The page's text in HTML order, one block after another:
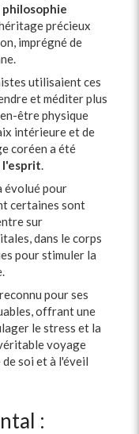
philosophie
héritage précieux
imprégné de
utilisaient ces
et méditer plus
être physique
intérieure et de
coréen a été
l'esprit
évolué pour
certaines sont
sur
dans le corps
pour stimuler la
pour ses
offrant une
le stress et la
voyage
soi et à l'éveil
: